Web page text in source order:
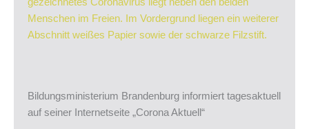
Bildungsministerium Brandenburg informiert tagesaktuell
auf seiner Internetseite „Corona Aktuell“